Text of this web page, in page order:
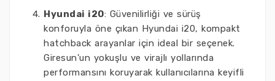
Hyundai i20: Güvenilirliği ve sürüş
konforuyla öne çıkan Hyundai i20, kompakt
hatchback arayanlar için ideal bir seçenek.
Giresun'un yokuşlu ve virajlı yollarında
performansını koruyarak kullanıcılarına keyifli